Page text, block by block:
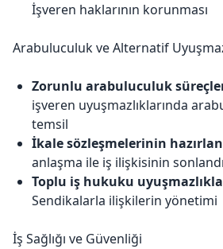
İşveren haklarının korunması
Arabuluculuk ve Alternatif
Zorunlu arabuluculuk
işveren uyuşmazlıklarında
temsil
İkale sözleşmelerinin
anlaşma ile iş ilişkisinin
Toplu iş hukuku
Sendikalarla ilişkilerin yönetimi
İş Sağlığı ve Güvenliği